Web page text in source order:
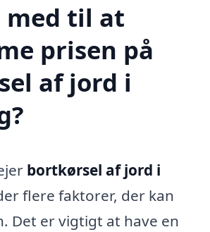
med til at
prisen på
af jord i
bortkørsel af jord i
flere faktorer, der kan
Det er vigtigt at have en